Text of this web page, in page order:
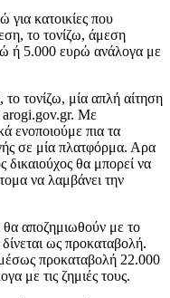
κατοικίες που
το τονίζω, άμεση
ή 5.000 ευρώ ανάλογα με
τονίζω, μία απλή αίτηση
arogi.gov.gr. Με
ενοποιούμε πια τα
σε μία πλατφόρμα. Αρα
δικαιούχος θα μπορεί να
να λαμβάνει την
θα αποζημιωθούν με το
ως προκαταβολή.
προκαταβολή 22.000
με τις ζημιές τους.